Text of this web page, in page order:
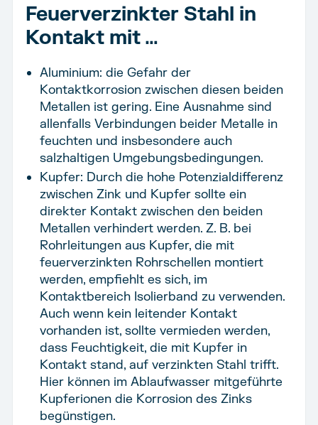
Feuerverzinkter Stahl in
Kontakt mit …
Aluminium: die Gefahr der
Kontaktkorrosion zwischen diesen beiden
Metallen ist gering. Eine Ausnahme sind
allenfalls Verbindungen beider Metalle in
feuchten und insbesondere auch
salzhaltigen Umgebungsbedingungen.
Kupfer: Durch die hohe Potenzialdifferenz
zwischen Zink und Kupfer sollte ein
direkter Kontakt zwischen den beiden
Metallen verhindert werden. Z. B. bei
Rohrleitungen aus Kupfer, die mit
feuerverzinkten Rohrschellen montiert
werden, empfiehlt es sich, im
Kontaktbereich Isolierband zu verwenden.
Auch wenn kein leitender Kontakt
vorhanden ist, sollte vermieden werden,
dass Feuchtigkeit, die mit Kupfer in
Kontakt stand, auf verzinkten Stahl trifft.
Hier können im Ablaufwasser mitgeführte
Kupferionen die Korrosion des Zinks
begünstigen.